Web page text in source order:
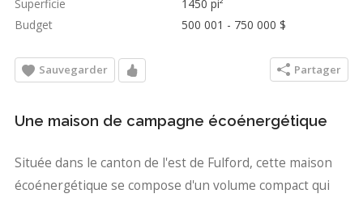
Superficie
1450 pi²
Budget
500 001 - 750 000 $
Sauvegarder Partager
Une maison de campagne écoénergétique
Située dans le canton de l'est de Fulford, cette maison
écoénergétique se compose d'un volume compact qui